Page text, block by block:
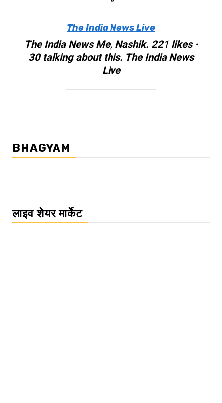
The India News Live
The India News Me, Nashik. 221 likes ·
30 talking about this. The India News
Live
BHAGYAM
लाइव शेयर मार्केट